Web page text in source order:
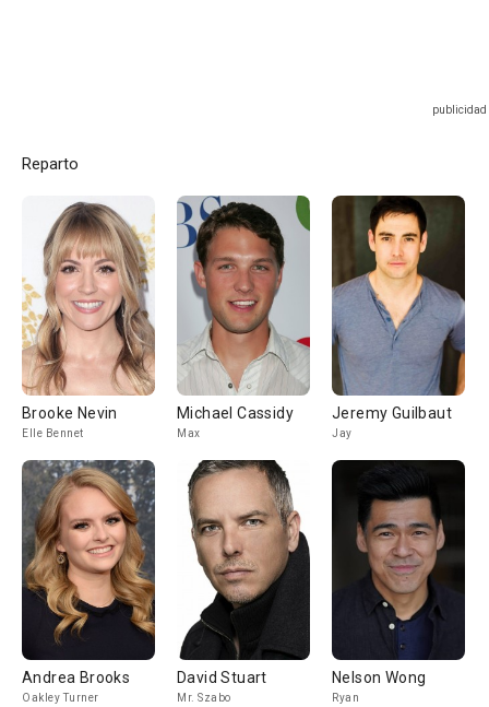
Reparto
Brooke Nevin
Elle Bennet
Michael Cassidy
Max
Jeremy Guilbaut
Jay
Andrea Brooks
Oakley Turner
David Stuart
Mr. Szabo
Nelson Wong
Ryan